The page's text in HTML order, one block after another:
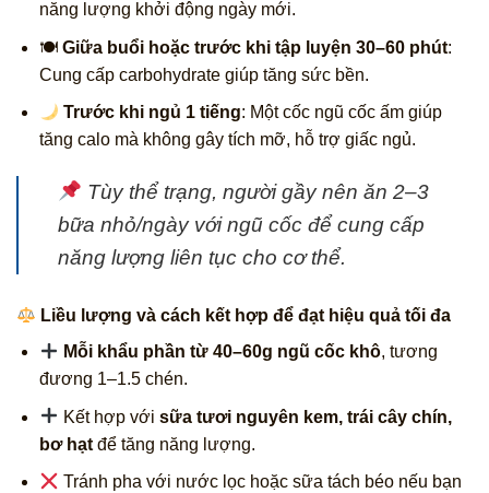
năng lượng khởi động ngày mới.
🍽 Giữa buổi hoặc trước khi tập luyện 30–60 phút:
Cung cấp carbohydrate giúp tăng sức bền.
Trước khi ngủ 1 tiếng: Một cốc ngũ cốc ấm giúp
tăng calo mà không gây tích mỡ, hỗ trợ giấc ngủ.
Tùy thể trạng, người gầy nên ăn 2–3
bữa nhỏ/ngày với ngũ cốc để cung cấp
năng lượng liên tục cho cơ thể.
Liều lượng và cách kết hợp để đạt hiệu quả tối đa
Mỗi khẩu phần từ 40–60g ngũ cốc khô, tương
đương 1–1.5 chén.
Kết hợp vớisữa tươi nguyên kem, trái cây chín,
bơ hạtđể tăng năng lượng.
Tránh pha với nước lọc hoặc sữa tách béo nếu bạn